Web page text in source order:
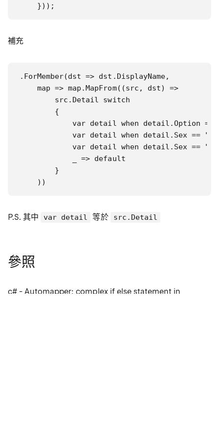
    }));
補充
.ForMember(dst => dst.DisplayName,
    map => map.MapFrom((src, dst) =>
        src.Detail switch
        {
var detail when detail.Option ==
var detail when detail.Sex == "
var detail when detail.Sex == "
            _ => default
        }
    ))
P.S. 其中 var detail 等於 src.Detail
參照
c# - Automapper: complex if else statement in